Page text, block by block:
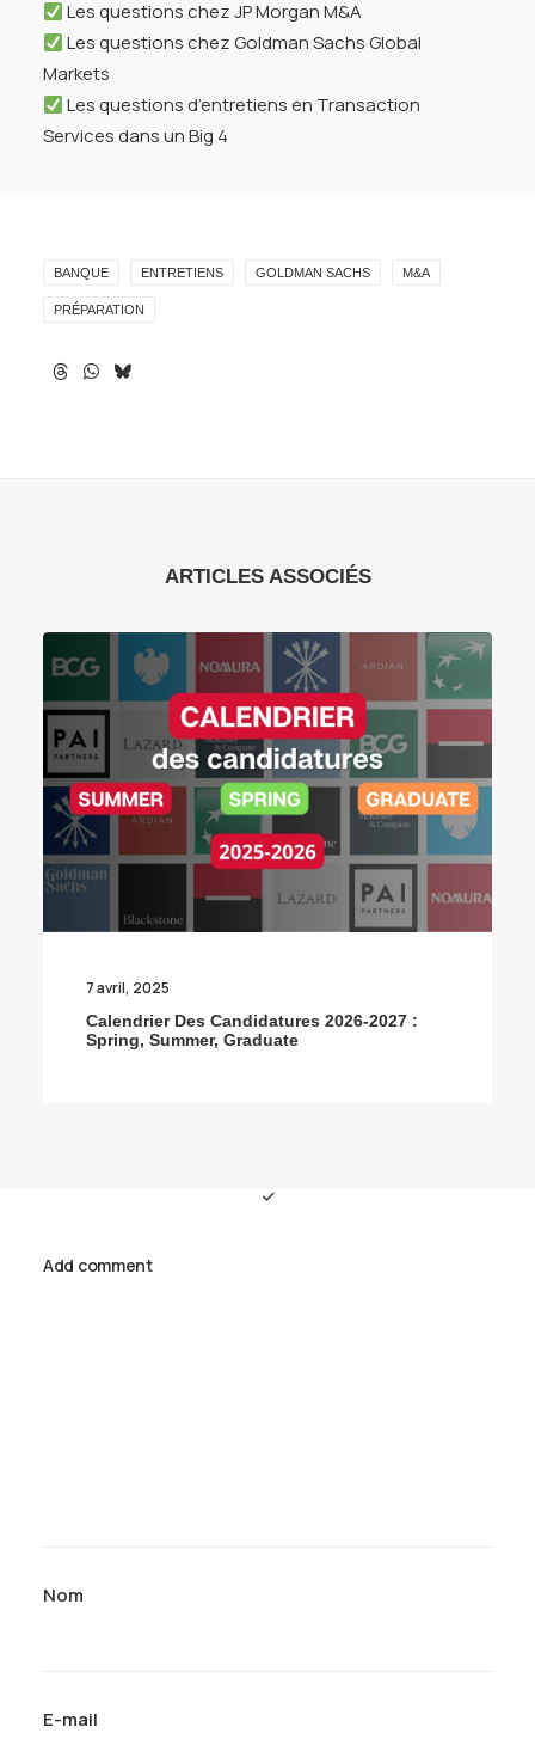
Les questions chez JP Morgan M&A
Les questions chez Goldman Sachs Global
Markets
Les questions d’entretiens en Transaction
Services dans un Big 4
BANQUE ENTRETIENS GOLDMAN SACHS M&A
PRÉPARATION
ARTICLES ASSOCIÉS
7 avril, 2025
Calendrier Des Candidatures 2026-2027 :
Spring, Summer, Graduate
Add comment
Nom
E-mail